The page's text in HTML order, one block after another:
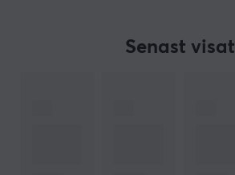
Senast visat